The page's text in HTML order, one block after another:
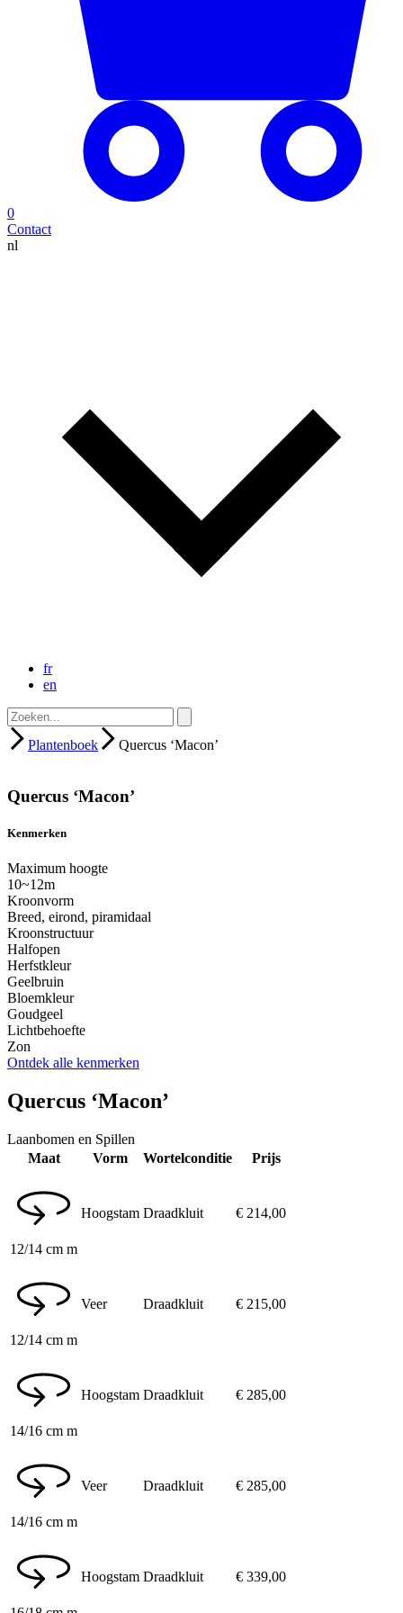
0
Contact
nl
fr
en
Plantenboek Quercus ‘Macon’
Quercus ‘Macon’
Kenmerken
Maximum hoogte
10~12m
Kroonvorm
Breed, eirond, piramidaal
Kroonstructuur
Halfopen
Herfstkleur
Geelbruin
Bloemkleur
Goudgeel
Lichtbehoefte
Zon
Ontdek alle kenmerken
Quercus ‘Macon’
Laanbomen en Spillen
Maat
Vorm Wortelconditie Prijs
12/14 cm m
Hoogstam Draadkluit € 214,00
12/14 cm m
Veer Draadkluit € 215,00
14/16 cm m
Hoogstam Draadkluit € 285,00
14/16 cm m
Veer Draadkluit € 285,00
Hoogstam Draadkluit € 339,00